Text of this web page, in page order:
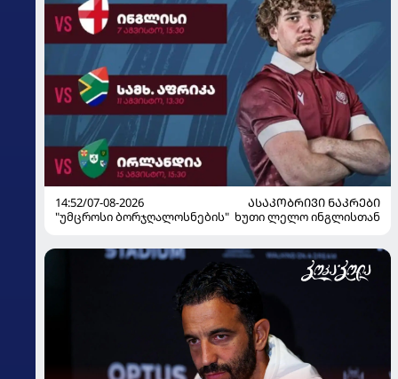
14:52/07-08-2026
ᲐᲡᲐᲙᲝᲑᲠᲘᲕᲘ ᲜᲐᲙᲠᲔᲑᲘ
"უმცროსი ბორჯღალოსნების" ხუთი ლელო ინგლისთან